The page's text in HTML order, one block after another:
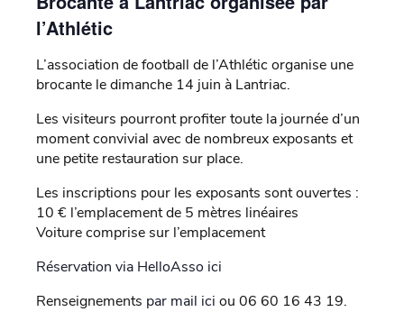
l’Athlétic
L’association de football de l’Athlétic organise une
brocante le dimanche 14 juin à Lantriac.
Les visiteurs pourront profiter toute la journée d’un
moment convivial avec de nombreux exposants et
une petite restauration sur place.
Les inscriptions pour les exposants sont ouvertes :
10 € l’emplacement de 5 mètres linéaires
Voiture comprise sur l’emplacement
Réservation via HelloAsso ici
Renseignements par mail ici ou 06 60 16 43 19.